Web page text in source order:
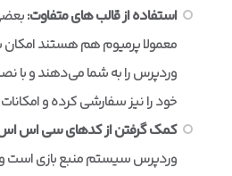
استفاده از قالب های متفاوت:
معمولا پرمیوم هم هستند
وردپرس را به شما می‌دهند و با
خود را نیز سفارشی کرده و امکانات
کمک گرفتن از کدهای سی اس
وردپرس سیستم منبع بازی است و